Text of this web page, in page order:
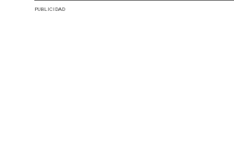
PUBLICIDAD